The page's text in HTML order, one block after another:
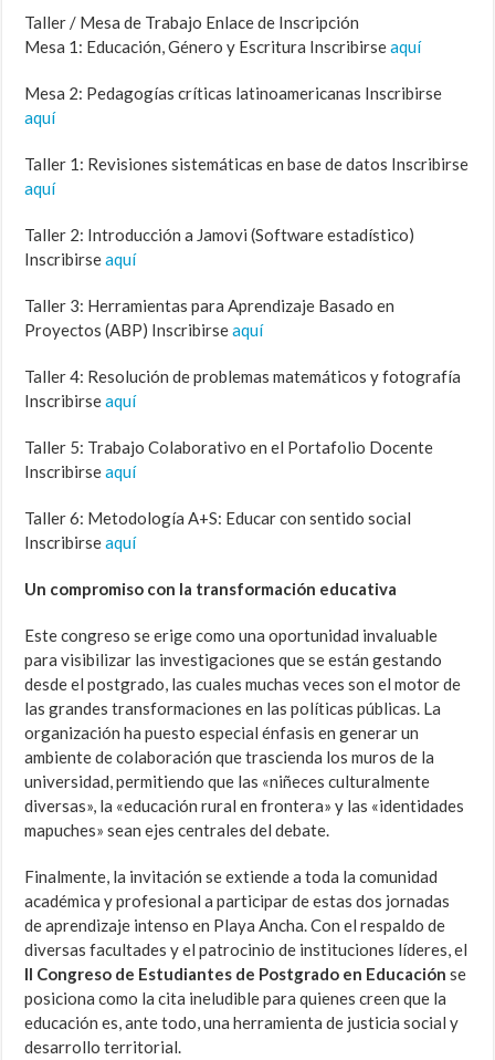
Taller / Mesa de Trabajo Enlace de Inscripción
Mesa 1: Educación, Género y Escritura Inscribirseaquí
Mesa 2: Pedagogías críticas latinoamericanas Inscribirse
aquí
Taller 1: Revisiones sistemáticas en base de datos Inscribirse
aquí
Taller 2: Introducción a Jamovi (Software estadístico)
Inscribirseaquí
Taller 3: Herramientas para Aprendizaje Basado en
Proyectos (ABP) Inscribirseaquí
Taller 4: Resolución de problemas matemáticos y fotografía
Inscribirseaquí
Taller 5: Trabajo Colaborativo en el Portafolio Docente
Inscribirseaquí
Taller 6: Metodología A+S: Educar con sentido social
Inscribirseaquí
Un compromiso con la transformación educativa
Este congreso se erige como una oportunidad invaluable
para visibilizar las investigaciones que se están gestando
desde el postgrado, las cuales muchas veces son el motor de
las grandes transformaciones en las políticas públicas. La
organización ha puesto especial énfasis en generar un
ambiente de colaboración que trascienda los muros de la
universidad, permitiendo que las «niñeces culturalmente
diversas», la «educación rural en frontera» y las «identidades
mapuches» sean ejes centrales del debate.
Finalmente, la invitación se extiende a toda la comunidad
académica y profesional a participar de estas dos jornadas
de aprendizaje intenso en Playa Ancha. Con el respaldo de
diversas facultades y el patrocinio de instituciones líderes, el
II Congreso de Estudiantes de Postgrado en Educación se
posiciona como la cita ineludible para quienes creen que la
educación es, ante todo, una herramienta de justicia social y
desarrollo territorial.